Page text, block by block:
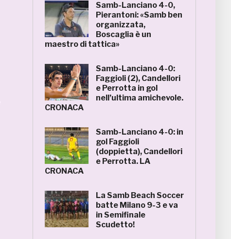
Samb-Lanciano 4-0,
Pierantoni: «Samb ben
organizzata,
Boscaglia è un
maestro di tattica»
Samb-Lanciano 4-0:
Faggioli (2), Candellori
e Perrotta in gol
nell’ultima amichevole.
CRONACA
Samb-Lanciano 4-0: in
gol Faggioli
(doppietta), Candellori
e Perrotta. LA
CRONACA
La Samb Beach Soccer
batte Milano 9-3 e va
in Semifinale
Scudetto!